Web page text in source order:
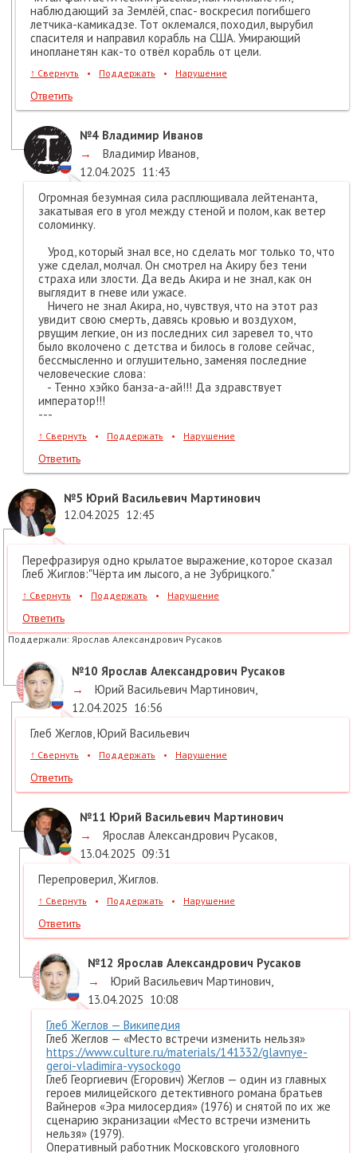
наблюдающий за Землёй, спас- воскресил погибшего
летчика-камикадзе. Тот оклемался, походил, вырубил
спасителя и направил корабль на США. Умирающий
инопланетян как-то отвёл корабль от цели.
↑ Свернуть • Поддержать • Нарушение
Ответить
№4 Владимир Иванов
→
Владимир Иванов,
12.04.2025 11:43
Огромная безумная сила расплющивала лейтенанта,
закатывая его в угол между стеной и полом, как ветер
соломинку.
Урод, который знал все, но сделать мог только то, что
уже сделал, молчал. Он смотрел на Акиру без тени
страха или злости. Да ведь Акира и не знал, как он
выглядит в гневе или ужасе.
Ничего не знал Акира, но, чувствуя, что на этот раз
увидит свою смерть, давясь кровью и воздухом,
рвущим легкие, он из последних сил заревел то, что
было вколочено с детства и билось в голове сейчас,
бессмысленно и оглушительно, заменяя последние
человеческие слова:
- Тенно хэйко банза-а-ай!!! Да здравствует
император!!!
---
↑ Свернуть • Поддержать • Нарушение
Ответить
№5 Юрий Васильевич Мартинович
12.04.2025 12:45
Перефразируя одно крылатое выражение, которое сказал
Глеб Жиглов:"Чёрта им лысого, а не Зубрицкого."
↑ Свернуть • Поддержать • Нарушение
Ответить
Поддержали: Ярослав Александрович Русаков
№10 Ярослав Александрович Русаков
→
Юрий Васильевич Мартинович,
12.04.2025 16:56
Глеб Жеглов, Юрий Васильевич
↑ Свернуть • Поддержать • Нарушение
Ответить
№11 Юрий Васильевич Мартинович
→
Ярослав Александрович Русаков,
13.04.2025 09:31
Перепроверил, Жиглов.
↑ Свернуть • Поддержать • Нарушение
Ответить
№12 Ярослав Александрович Русаков
→
Юрий Васильевич Мартинович,
13.04.2025 10:08
Глеб Жеглов — Википедия
Глеб Жеглов — «Место встречи изменить нельзя»
https://www.culture.ru/materials/141332/glavnye-
geroi-vladimira-vysockogo
Глеб Георгиевич (Егорович) Жеглов — один из главных
героев милицейского детективного романа братьев
Вайнеров «Эра милосердия» (1976) и снятой по их же
сценарию экранизации «Место встречи изменить
нельзя» (1979).
Оперативный работник Московского уголовного